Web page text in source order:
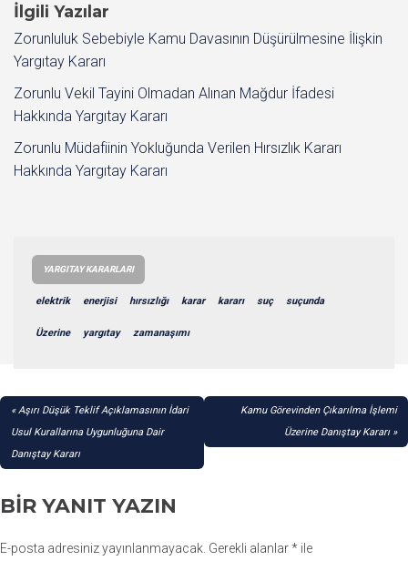
İlgili Yazılar
Zorunluluk Sebebiyle Kamu Davasının Düşürülmesine İlişkin
Yargıtay Kararı
Zorunlu Vekil Tayini Olmadan Alınan Mağdur İfadesi
Hakkında Yargıtay Kararı
Zorunlu Müdafiinin Yokluğunda Verilen Hırsızlık Kararı
Hakkında Yargıtay Kararı
YARGITAY KARARLARI
elektrik enerjisi hırsızlığı karar kararı suç suçunda
Üzerine yargıtay zamanaşımı
YAZI
GEZINMESI
Aşırı Düşük Teklif Açıklamasının İdari
Usul Kurallarına Uygunluğuna Dair
Danıştay Kararı
Kamu Görevinden Çıkarılma İşlemi
Üzerine Danıştay Kararı
BIR YANIT YAZIN
E-posta adresiniz yayınlanmayacak. Gerekli alanlar* ile